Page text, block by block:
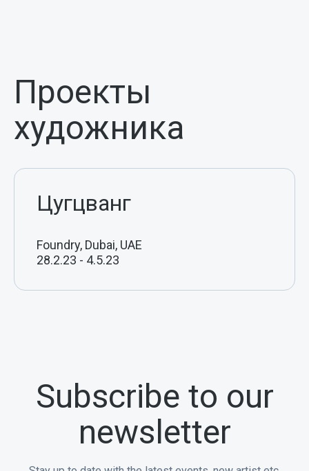
Проекты
художника
Цугцванг
Foundry, Dubai, UAE
28.2.23 - 4.5.23
Subscribe to our
newsletter